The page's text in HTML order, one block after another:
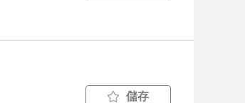
儲存